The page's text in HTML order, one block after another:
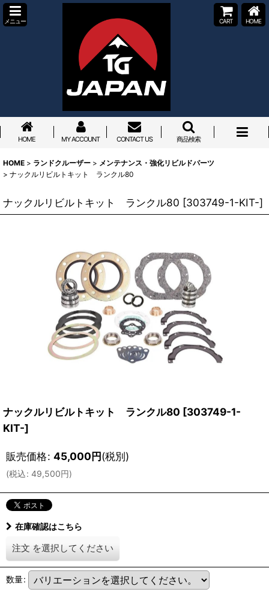
メニュー CART HOME
HOME MY ACCOUNT CONTACT US 商品検索
HOME > ランドクルーザー > メンテナンス・強化リビルドパーツ
> ナックルリビルトキット ランクル80
ナックルリビルトキット ランクル80 [303749-1-KIT-]
ナックルリビルトキット ランクル80 [303749-1-
KIT-]
販売価格: 45,000円(税別)
(税込: 49,500円)
在庫確認はこちら
注文 を選択してください
数量: